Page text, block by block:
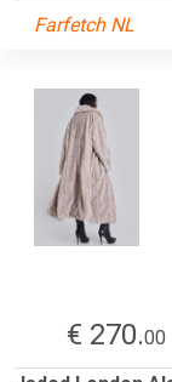
Farfetch NL
€ 270.00